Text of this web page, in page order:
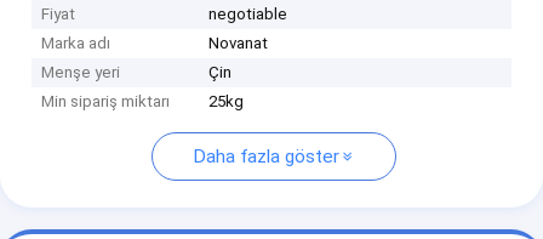
Fiyat
negotiable
Marka adı
Novanat
Menşe yeri
Çin
Min sipariş miktarı
25kg
Daha fazla göster